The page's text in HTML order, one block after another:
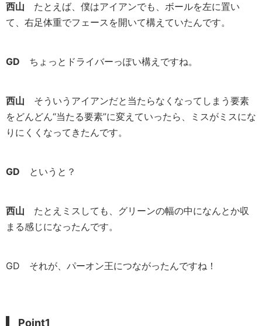
西山 たとえば、僕はアイアンでも、ボールを左に置い
て、右足体重でフェースを開いて構えていたんです。
GD ちょっとドライバーっぽい構えですね。
西山 そういうアイアンだと当たらなくなってしまう要素
をどんどん“当たる要素”に変えていったら、ミスがミスにな
りにくくなってきたんです。
GD というと？
西山 たとえミスしても、グリーンの幅の中になんとか収
まる感じになったんです。
GD それが、パーオン王につながったんですね！
Point1